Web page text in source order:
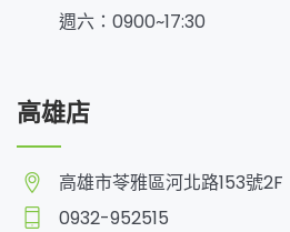
週六：0900~17:30
高雄店
高雄市苓雅區河北路153號2F
0932-952515